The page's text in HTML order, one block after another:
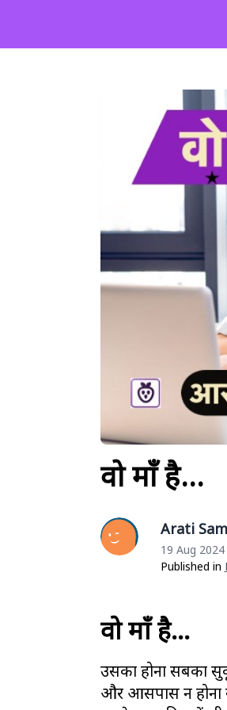
वो माँ है…
Arati
19 Aug 2024
Published in
वो माँ है…
उसका होना सबका
और आसपास न होना